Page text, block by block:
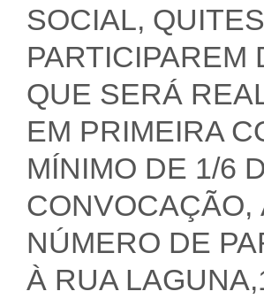
SOCIAL,
PARTICIPAREM
QUE SERÁ
EM PRIMEIRA
MÍNIMO DE 1/6
CONVOCAÇÃO,
NÚMERO DE
À RUA